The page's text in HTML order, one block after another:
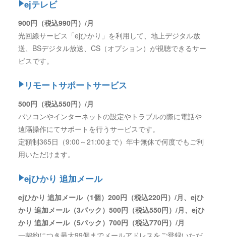
ejテレビ
900円（税込990円）/月
光回線サービス「ejひかり」を利用して、地上デジタル放
送、BSデジタル放送、CS（オプション）が視聴できるサー
ビスです。
リモートサポートサービス
500円（税込550円）/月
パソコンやインターネットの設定やトラブルの際に電話や
遠隔操作にてサポートを行うサービスです。
定額制365日（9:00～21:00まで）年中無休で何度でもご利
用いただけます。
ejひかり 追加メール
ejひかり 追加メール（1個）200円（税込220円）/月、ejひ
かり 追加メール（3パック）500円（税込550円）/月、ejひ
かり 追加メール（5パック）700円（税込770円）/月
一契約につき最大99個までメールアドレスをご登録いただ